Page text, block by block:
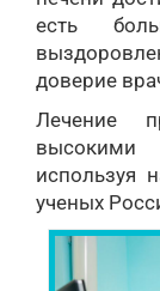
есть
доверие
Лечение
высокими
используя
ученых